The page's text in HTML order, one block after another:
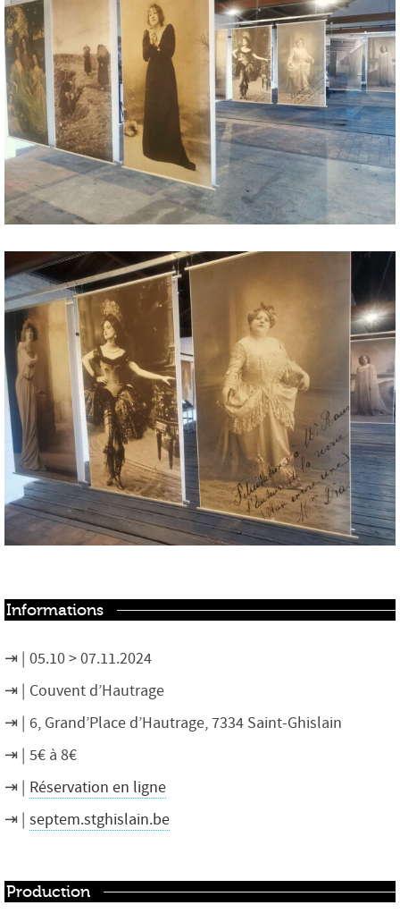
Informations
05.10 > 07.11.2024
Couvent d’Hautrage
6, Grand’Place d’Hautrage, 7334 Saint-Ghislain
5€ à 8€
Réservation en ligne
septem.stghislain.be
Production